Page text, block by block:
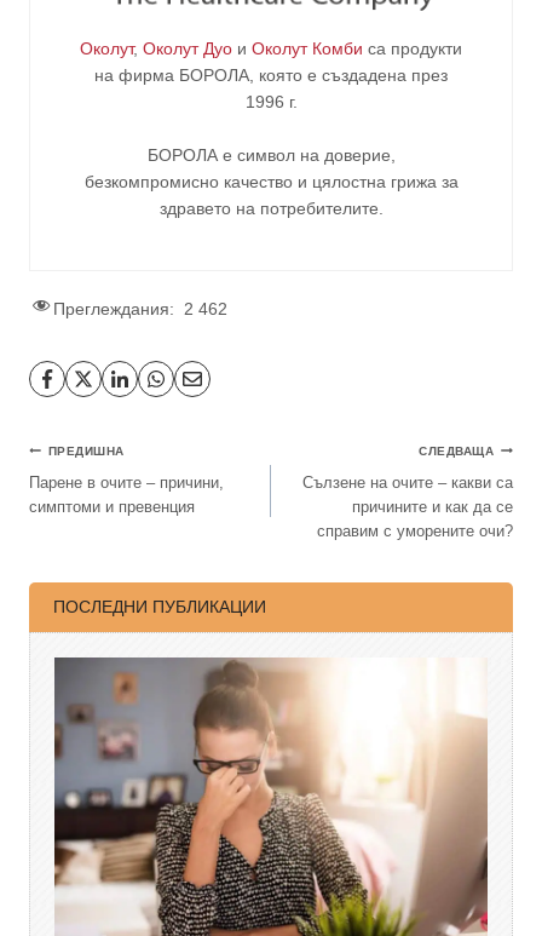
Околут, Околут Дуо и Околут Комби са продукти
на фирма БОРОЛА , която е създадена през
1996 г.
БОРОЛА е символ на доверие,
безкомпромисно качество и цялостна грижа за
здравето на потребителите
Преглеждания: 2 462
ПРЕДИШНА
Парене в очите – причини,
симптоми и превенция
СЛЕДВАЩА
Сълзене на очите – какви са
причините и как да се
справим с уморените очи?
ПОСЛЕДНИ ПУБЛИКАЦИИ